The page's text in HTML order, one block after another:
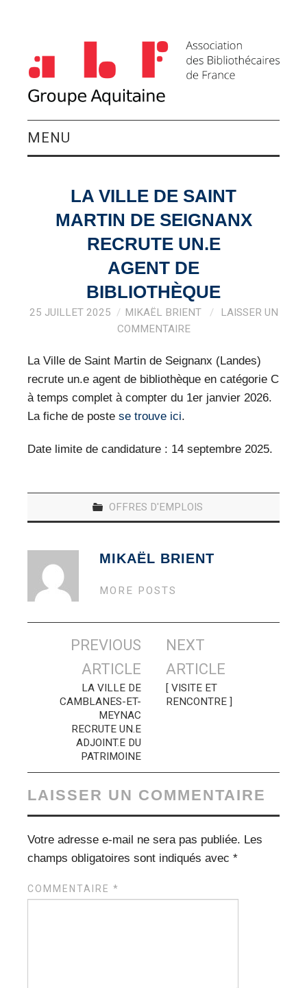
MENU
ACTIVITÉS DU
GROUPE
VEILLE PRO
OFFRES D’EMPLOIS
LA VILLE DE SAINT
MARTIN DE SEIGNANX
RECRUTE UN.E
AGENT DE
BIBLIOTHÈQUE
25 JUILLET 2025 MIKAËL BRIENT
LAISSER UN
COMMENTAIRE
La Ville de Saint Martin de Seignanx (Landes)
recrute un.e agent de bibliothèque en catégorie C
à temps complet à compter du 1er janvier 2026.
La fiche de postese trouve ici.
Date limite de candidature : 14 septembre 2025.
OFFRES D'EMPLOIS
MIKAËL BRIENT
MORE POSTS
Navigation
articles
PREVIOUS
ARTICLE
LA VILLE DE
CAMBLANES-ET-
MEYNAC
RECRUTE UN.E
ADJOINT.E DU
PATRIMOINE
NEXT
ARTICLE
[ VISITE ET
RENCONTRE ]
LAISSER UN COMMENTAIRE
Votre adresse e-mail ne sera pas publiée. Les
champs obligatoires sont indiqués avec*
COMMENTAIRE*